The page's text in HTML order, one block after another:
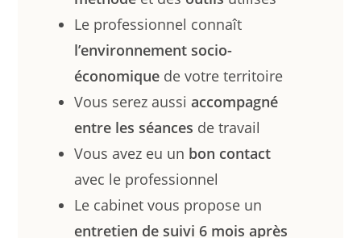
Le professionnel connaît
l’environnement socio-
économique de votre territoire
Vous serez aussiaccompagné
entre les séances de travail
Vous avez eu un bon contact
avec le professionnel
Le cabinet vous propose un
entretien de suivi 6 mois après